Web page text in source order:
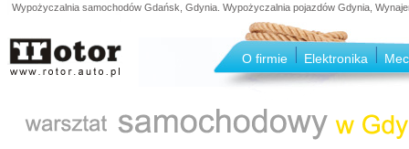
Wypożyczalnia samochodów Gdańsk, Gdynia. Wypożyczalnia pojazdów Gdynia,
O firmie Elektronika